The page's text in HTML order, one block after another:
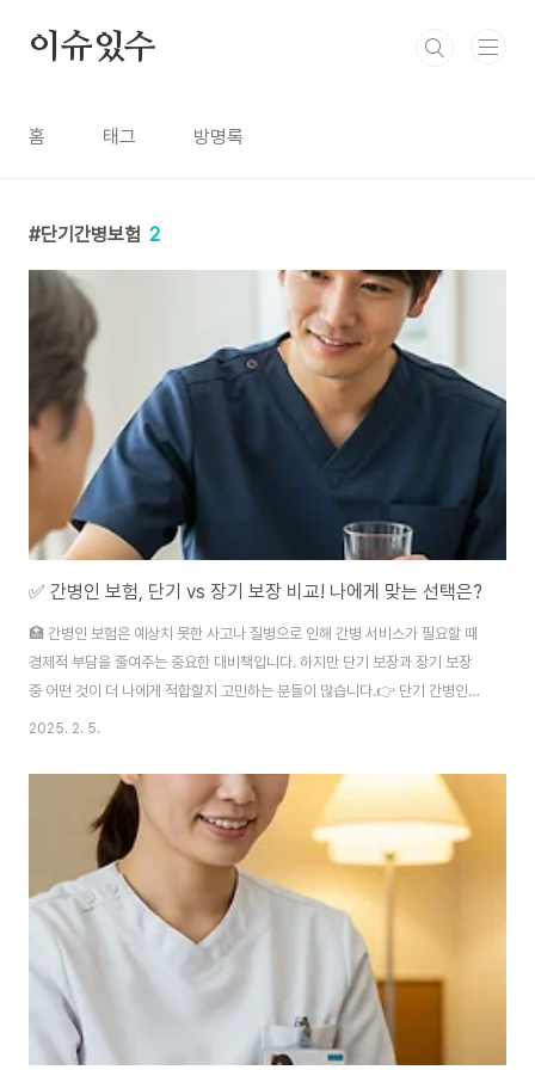
이슈있수
홈 태그 방명록
단기간병보험 2
✅ 간병인 보험, 단기 vs 장기 보장 비교! 나에게 맞는 선택은?
🏥 간병인 보험은 예상치 못한 사고나 질병으로 인해 간병 서비스가 필요할 때
경제적 부담을 줄여주는 중요한 대비책입니다. 하지만 단기 보장과 장기 보장
중 어떤 것이 더 나에게 적합할지 고민하는 분들이 많습니다.👉 단기 간병인
보험은 단기간(예: 몇 주~몇 달) 동안 집중적인 간병이 필요할 때 유용한 반
합니다.💡 그렇다면 단기 보장과 장기 보장의 차이점과 장단점은 무엇일까
요? 아래에서 자세히 비교해 보겠습니다. 🧐🔍 단기 간병인 보험 vs 장기 간병
인 보험 비교 구분단기 간병인 보험장기 간병인 보험보장 기간보통 몇 주~몇
달수년 이상 (평생 보장 가능)대상수술 후 회복, 일시적 부상, 단기 치료노인성
질환, 만성질환..
2025. 2. 5.